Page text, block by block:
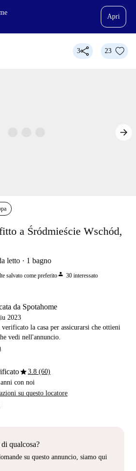
Apri
3 23
a Śródmieście Wschód,
letto 1 bagno
salvato come preferitoperson 30 interessato
da Spotahome
2023
la casa per assicurarsi che ottieni
vedi nell'annuncio.
star3.8 (60)
con noi
su questo locatore
qualcosa?
su questo annuncio, siamo qui